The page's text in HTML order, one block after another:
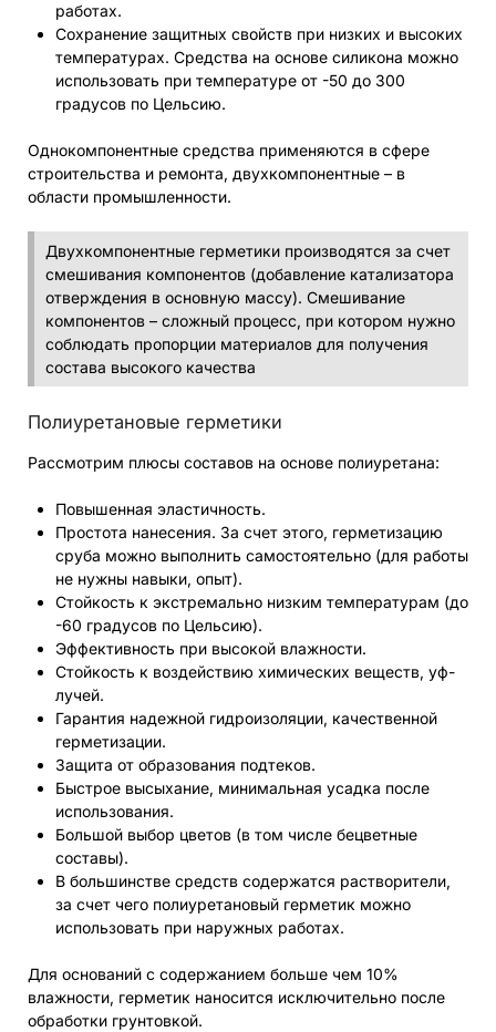
работах.
Сохранение защитных свойств при низких и высоких
температурах. Средства на основе силикона можно
использовать при температуре от -50 до 300
градусов по Цельсию.
Однокомпонентные средства применяются в сфере
строительства и ремонта, двухкомпонентные – в
области промышленности.
Двухкомпонентные герметики производятся за счет
смешивания компонентов (добавление катализатора
отверждения в основную массу). Смешивание
компонентов – сложный процесс, при котором нужно
соблюдать пропорции материалов для получения
состава высокого качества
Полиуретановые герметики
Рассмотрим плюсы составов на основе полиуретана:
Повышенная эластичность.
Простота нанесения. За счет этого, герметизацию
сруба можно выполнить самостоятельно (для работы
не нужны навыки, опыт).
Стойкость к экстремально низким температурам (до
-60 градусов по Цельсию).
Эффективность при высокой влажности.
Стойкость к воздействию химических веществ, уф-
лучей.
Гарантия надежной гидроизоляции, качественной
герметизации.
Защита от образования подтеков.
Быстрое высыхание, минимальная усадка после
использования.
Большой выбор цветов (в том числе бецветные
составы).
В большинстве средств содержатся растворители,
за счет чего полиуретановый герметик можно
использовать при наружных работах.
Для оснований с содержанием больше чем 10%
влажности, герметик наносится исключительно после
обработки грунтовкой.